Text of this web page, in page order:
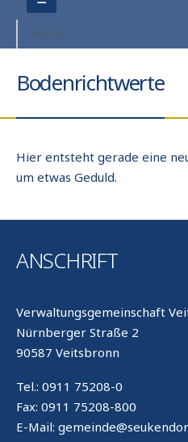
Bodenrichtwerte
Hier entsteht gerade eine
um etwas Geduld.
ANSCHRIFT
Verwaltungsgemeinschaft
Nürnberger Straße 2
90587 Veitsbronn
Tel.: 0911 75208-0
Fax: 0911 75208-800
E-Mail: